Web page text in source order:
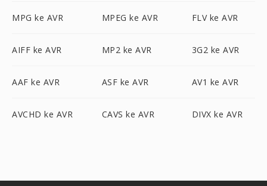
MPG ke AVR MPEG ke AVR FLV ke AVR
AIFF ke AVR MP2 ke AVR 3G2 ke AVR
AAF ke AVR ASF ke AVR AV1 ke AVR
AVCHD ke AVR CAVS ke AVR DIVX ke AVR